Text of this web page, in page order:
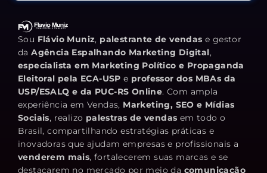
Sou Flávio Muniz, palestrante de vendas e gestor
daAgência Espalhando Marketing Digital,
especialista em Marketing Político e Propaganda
Eleitoral pela ECA-USP e professor dos MBAs da
USP/ESALQ e da PUC-RS Online. Com ampla
experiência em Vendas, Marketing, SEO e Mídias
Sociais, realizo palestras de vendas em todo o
Brasil, compartilhando estratégias práticas e
inovadoras que ajudam empresas e profissionais a
venderem mais, fortalecerem suas marcas e se
destacarem no mercado por meio da comunicação